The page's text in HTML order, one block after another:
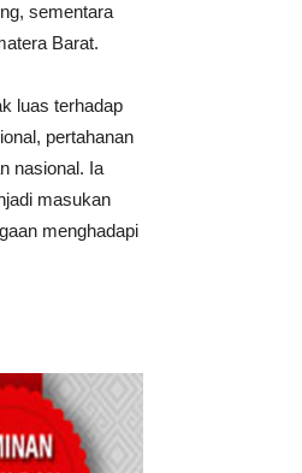
sementara
Barat.
luas terhadap
pertahanan
nasional. Ia
masukan
menghadapi